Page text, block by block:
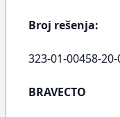
Broj rešenja:
323-01-00458-
BRAVECTO